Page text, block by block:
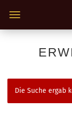
Die Suche ergab